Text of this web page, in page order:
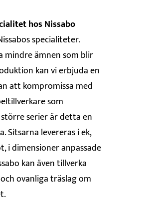
hos Nissabo
specialiteter.
mindre ämnen som blir
kan vi erbjuda en
att kompromissa med
som
serier är detta en
Sitsarna levereras i ek,
i dimensioner anpassade
kan även tillverka
ovanliga träslag om